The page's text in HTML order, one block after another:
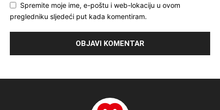
Spremite moje ime, e-poštu i web-lokaciju u ovom
pregledniku sljedeći put kada komentiram.